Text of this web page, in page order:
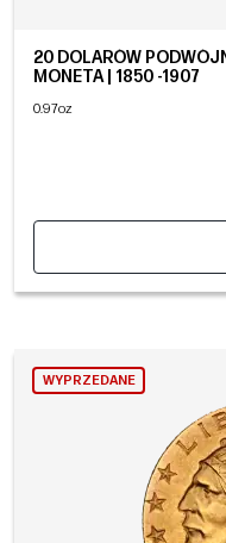
20 DOLARÓW
MONETA | 1850 -1907
0.97oz
WYPRZEDANE